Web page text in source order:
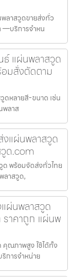
ลาสวูดขายส่งทั่ว
—บริการจำหน
ธ์ แผ่นพลาสวูด
อมสั่งตัดตาม
ดหลายสี-ขนาด เช่น
พลาส
งแผ่นพลาสวูด
ด.com
ด พร้อมจัดส่งทั่วไทย
ลาสวูด,
ผ่นพลาสวูด
ราคาถูก แผ่นพ
คุณภาพสูง ใช้ได้ทั้ง
การจำหน่าย